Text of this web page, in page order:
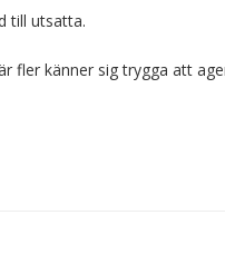
till utsatta.
fler känner sig trygga att